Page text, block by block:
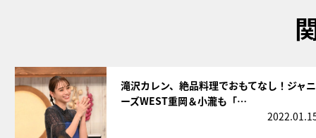
滝沢カレン、絶品料理でおもてなし！ジャニ
ーズWEST重岡＆小瀧も「…